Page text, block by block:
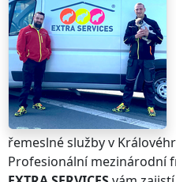
řemeslné službyv
Profesionální mezinárodní